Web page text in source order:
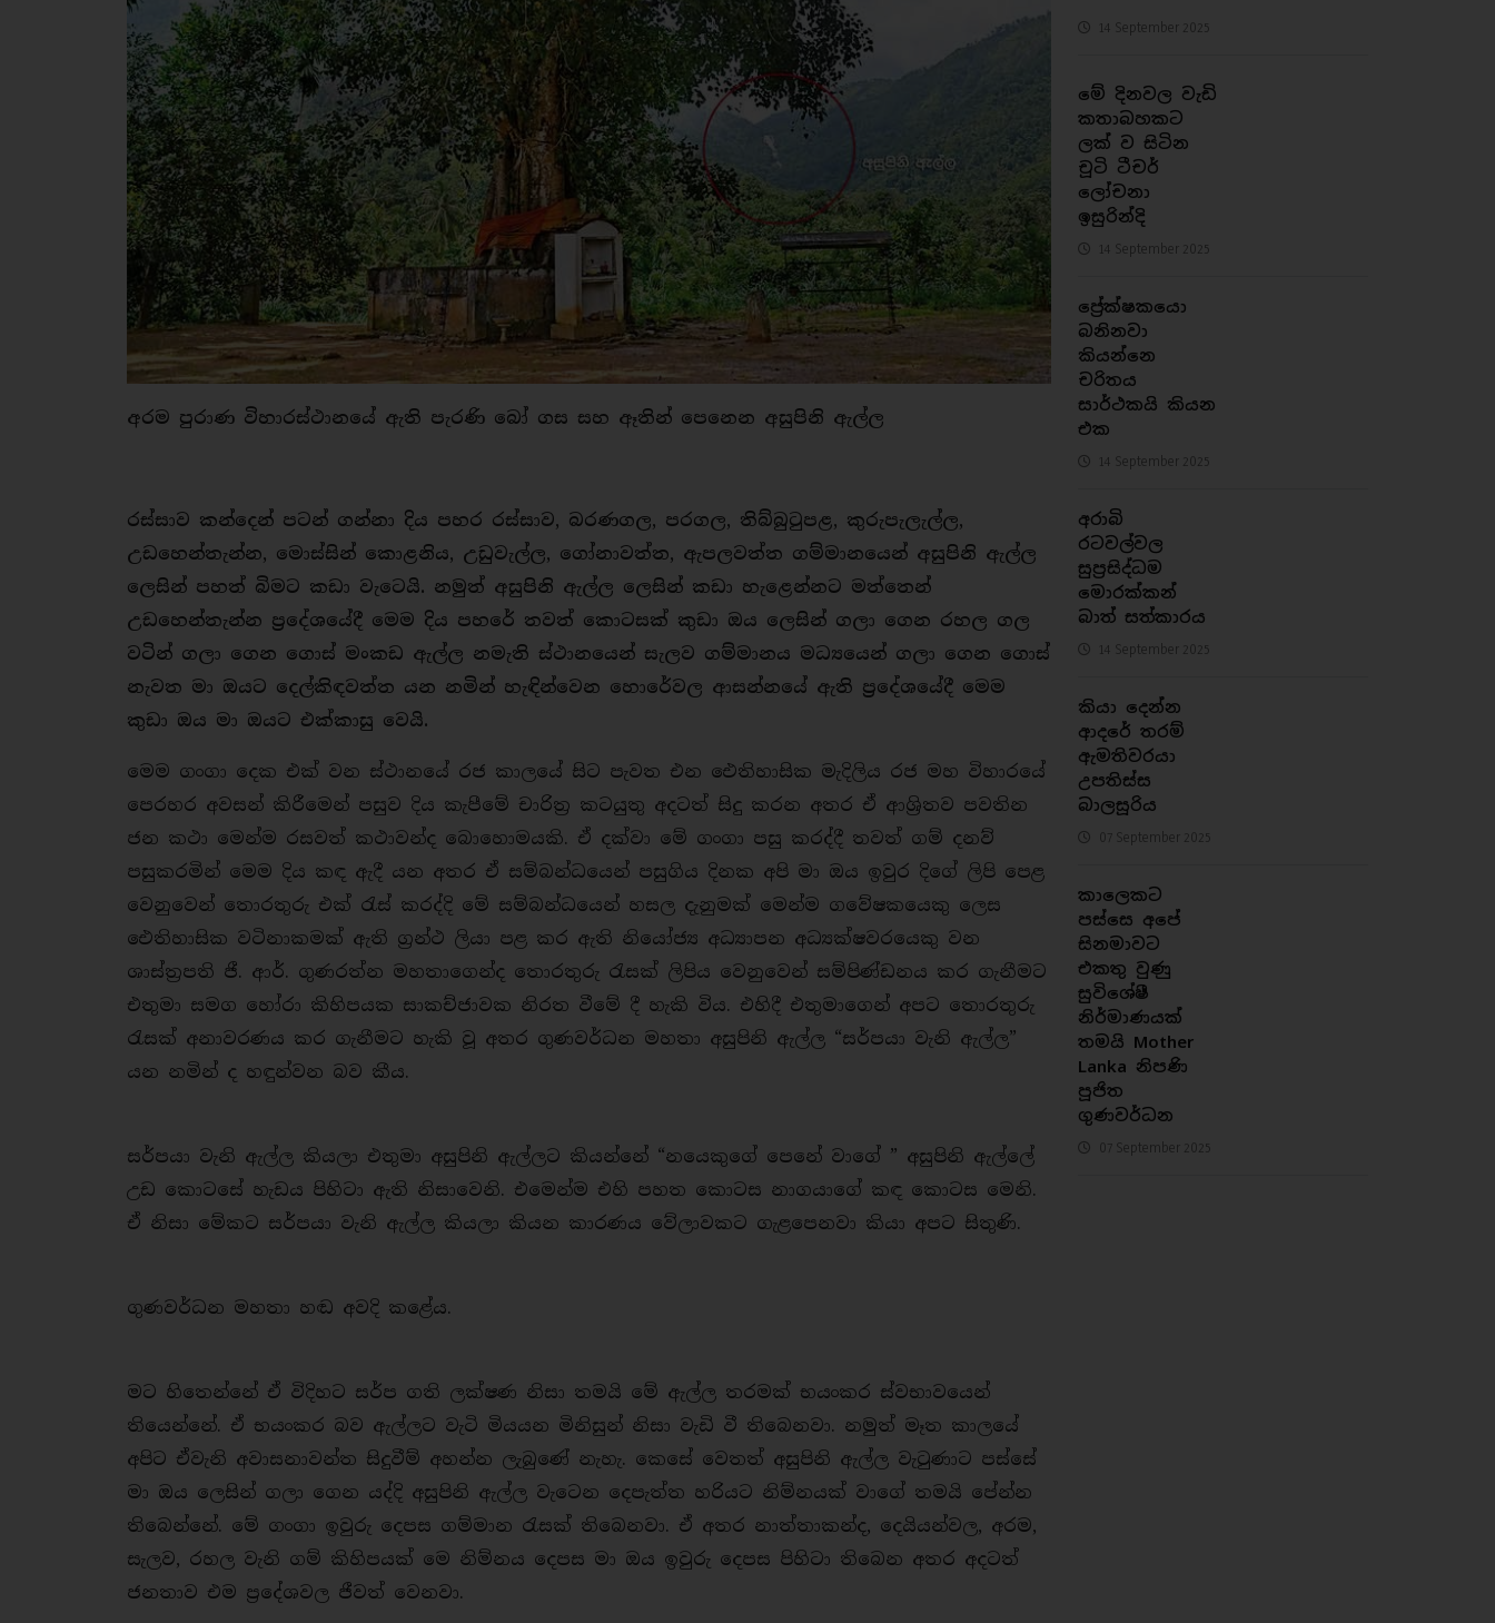
අරම පුරාණ විහාරස්ථානයේ ඇති පැරණි බෝ ගස සහ ඈතින් පෙනෙන අසුපිනි ඇල්ල
රස්සාව කන්දෙන් පටන් ගන්නා දිය පහර රස්සාව, බරණගල, පරගල, තිබ්බුටුපළ, කුරුපැලැල්ල,
උඩහෙන්තැන්න, මොස්සින් කොළනිය, උඩුවැල්ල, ගෝනාවත්ත, ඇපලවත්ත ගම්මානයෙන් අසුපිනි ඇල්ල
ලෙසින් පහත් බිමට කඩා වැටෙයි. නමුත් අසුපිනි ඇල්ල ලෙසින් කඩා හැළෙන්නට මත්තෙන්
උඩහෙන්තැන්න ප්‍රදේශයේදී මෙම දිය පහරේ තවත් කොටසක් කුඩා ඔය ලෙසින් ගලා ගෙන රහල ගල
වටින් ගලා ගෙන ගොස් මංකඩ ඇල්ල නමැති ස්ථානයෙන් සැලව ගම්මානය මධ්‍යයෙන් ගලා ගෙන ගොස්
නැවත මා ඔයට දෙල්කිඳවත්ත යන නමින් හැඳින්වෙන හොරේවල ආසන්නයේ ඇති ප්‍රදේශයේදී මෙම
කුඩා ඔය මා ඔයට එක්කාසු වෙයි.
මෙම ගංගා දෙක එක් වන ස්ථානයේ රජ කාලයේ සිට පැවත එන ඓතිහාසික මැදිලිය රජ මහ විහාරයේ
පෙරහර අවසන් කිරීමෙන් පසුව දිය කැපීමේ චාරිත්‍ර කටයුතු අදටත් සිදු කරන අතර ඒ ආශ්‍රිතව පවතින
ජන කථා මෙන්ම රසවත් කථාවන්ද බොහොමයකි. ඒ දක්වා මේ ගංගා පසු කරද්දී තවත් ගම් දනව්
පසුකරමින් මෙම දිය කඳ ඇදී යන අතර ඒ සම්බන්ධයෙන් පසුගිය දිනක අපි මා ඔය ඉවුර දිගේ ලිපි පෙළ
වෙනුවෙන් තොරතුරු එක් රැස් කරද්දි මේ සම්බන්ධයෙන් හසල දැනුමක් මෙන්ම ගවේෂකයෙකු ලෙස
ඓතිහාසික වටිනාකමක් ඇති ග්‍රන්ථ ලියා පළ කර ඇති නියෝජ්‍ය අධ්‍යාපන අධ්‍යක්ෂවරයෙකු වන
ශාස්ත්‍රපති ජී. ආර්. ගුණරත්න මහතාගෙන්ද තොරතුරු රැසක් ලිපිය වෙනුවෙන් සම්පිණ්ඩනය කර ගැනීමට
එතුමා සමග හෝරා කිහිපයක සාකච්ජාවක නිරත වීමේ දී හැකි විය. එහිදී එතුමාගෙන් අපට තොරතුරු
රැසක් අනාවරණය කර ගැනීමට හැකි වූ අතර ගුණවර්ධන මහතා අසුපිනි ඇල්ල “සර්පයා වැනි ඇල්ල”
යන නමින් ද හඳුන්වන බව කීය.
සර්පයා වැනි ඇල්ල කියලා එතුමා අසුපිනි ඇල්ලට කියන්නේ “නයෙකුගේ පෙනේ වාගේ ” අසුපිනි ඇල්ලේ
උඩ කොටසේ හැඩය පිහිටා ඇති නිසාවෙනි. එමෙන්ම එහි පහත කොටස නාගයාගේ කඳ කොටස මෙනි.
ඒ නිසා මේකට සර්පයා වැනි ඇල්ල කියලා කියන කාරණය වේලාවකට ගැළපෙනවා කියා අපට සිතුණි.
ගුණවර්ධන මහතා හඬ අවදි කළේය.
මට හිතෙන්නේ ඒ විදිහට සර්ප ගති ලක්ෂණ නිසා තමයි මේ ඇල්ල තරමක් භයංකර ස්වභාවයෙන්
තියෙන්නේ. ඒ භයංකර බව ඇල්ලට වැටි මියයන මිනිසුන් නිසා වැඩි වී තිබෙනවා. නමුත් මෑත කාලයේ
අපිට ඒවැනි අවාසනාවන්ත සිදුවීම් අහන්න ලැබුණේ නැහැ. කෙසේ වෙතත් අසුපිනි ඇල්ල වැටුණාට පස්සේ
මා ඔය ලෙසින් ගලා ගෙන යද්දි අසුපිනි ඇල්ල වැටෙන දෙපැත්ත හරියට නිම්නයක් වාගේ තමයි පේන්න
තිබෙන්නේ. මේ ගංගා ඉවුරු දෙපස ගම්මාන රැසක් තිබෙනවා. ඒ අතර නාත්තාකන්ද, දෙයියන්වල, අරම,
සැලව, රහල වැනි ගම් කිහිපයක් මෙ නිම්නය දෙපස මා ඔය ඉවුරු දෙපස පිහිටා තිබෙන අතර අදටත්
ජනතාව එම ප්‍රදේශවල ජීවත් වෙනවා.
14 September 2025
මේ දිනවල වැඩි
කතාබහකට
ලක් ව සිටින
චූටි ටීචර්
ලෝචනා
ඉසුරින්දි
14 September 2025
ප්‍රේක්ෂකයො
බනිනවා
කියන්නෙ
චරිතය
සාර්ථකයි කියන
එක
14 September 2025
අරාබි
රටවල්වල
සුප්‍රසිද්ධම
මොරක්කන්
බාත් සත්කාරය
14 September 2025
කියා දෙන්න
ආදරේ තරම්
ඇමතිවරයා
උපතිස්ස
බාලසූරිය
07 September 2025
කාලෙකට
පස්සෙ අපේ
සිනමාවට
එකතු වුණු
සුවිශේෂී
නිර්මාණයක්
තමයි Mother
Lanka නිපණි
පූජිත
ගුණවර්ධන
07 September 2025